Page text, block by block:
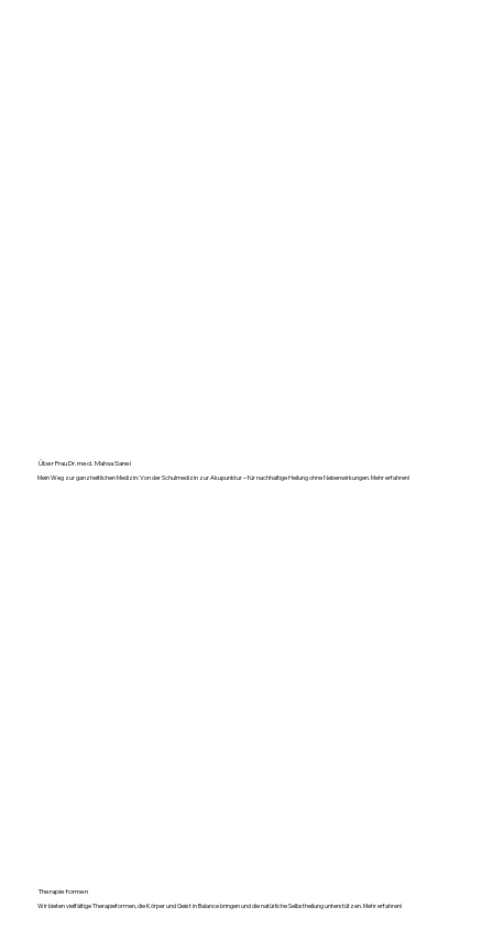
Über Frau Dr.med. Mahsa Sanei
Mein Weg zur ganzheitlichen Medizin: Von der Schulmedizin zur Akupunktur – für nachhaltige Heilung ohne Nebenwirkungen. Mehr erfahren!
Therapieformen
Wir bieten vielfältige Therapieformen, die Körper und Geist in Balance bringen und die natürliche Selbstheilung unterstützen. Mehr erfahren!